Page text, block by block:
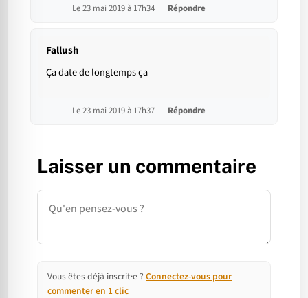
Le 23 mai 2019 à 17h34 Répondre
Fallush
Ça date de longtemps ça
Le 23 mai 2019 à 17h37 Répondre
Laisser un commentaire
Commentaire
Vous êtes déjà inscrit·e ? Connectez-vous pour
commenter en 1 clic